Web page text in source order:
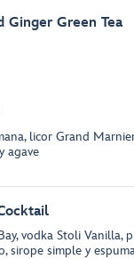
Ginger Green Tea
licor Grand
agave
vodka Stoli Vanilla,
sirope simple y